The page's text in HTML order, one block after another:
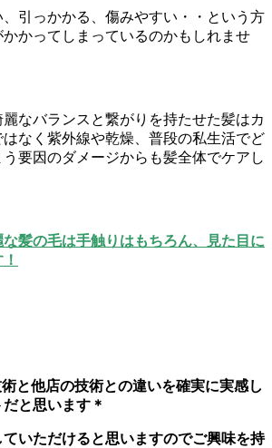
引っかかる、傷みやすい・・という方
かってしまっているのかもしれませ
なバランスと繋がりを持たせた髪はカ
なく紫外線や乾燥、普段の私生活でど
要因のダメージからも髪全体でケアし
髪の毛は手触りはもちろん、見た目に
と他店の技術との違いを確実に実感し
と思います＊
いただけると思いますのでご興味を持